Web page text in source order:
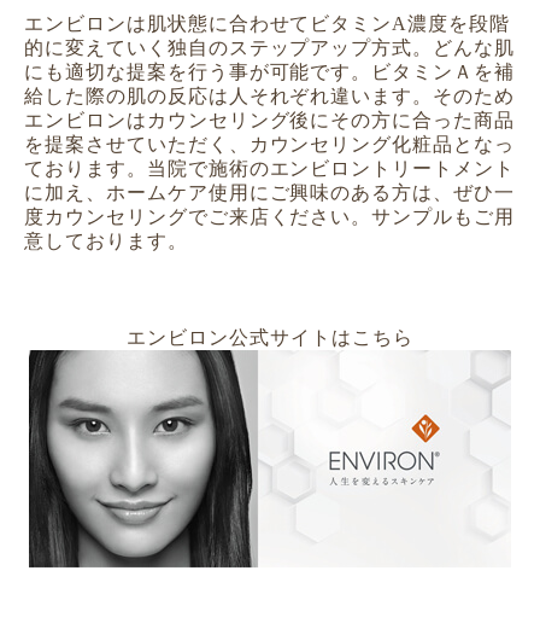
エンビロンは肌状態に合わせてビタミンA濃度を段階
的に変えていく独自のステップアップ方式。
どんな肌
にも適切な提案を行う事が可能です。
ビタミンＡを補
給した際の肌の反応は人それぞれ違います。 そのため
エンビロンはカウンセリング後にその方に合った商品
を提案させていただく、カウンセリング化粧品となっ
ております。 当院で施術のエンビロントリートメント
に加え、ホームケア使用にご興味のある方は、ぜひ一
度カウンセリングでご来店ください。サンプルもご用
意しております。
エンビロン公式サイトはこちら